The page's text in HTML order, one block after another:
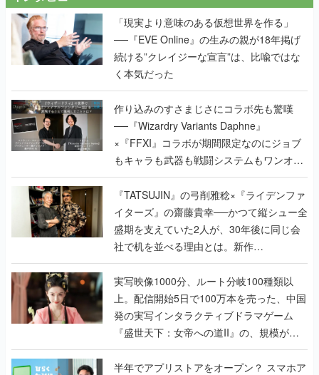
く本気だった
作り込みのすさまじさにコラボ先も驚嘆
──『Wizardry Variants Daphne』
×『FFXI』コラボが期間限定なのにジョブ
もキャラも武器も戦闘システムもワンオフ
で作り込まれた理由を両ディレクターに聞
く
『TATSUJIN』の弓削雅稔×『ライデンファ
イターズ』の齋藤貴幸──かつて縦シュー全
盛期を支えていた2人が、30年後に同じ会
社で机を並べる理由とは。新作
『TATSUJIN EXTREME』で初タッグを組
んだレジェンド2人に訊く開発秘話
実写映像1000分、ルート分岐100種類以
上。配信開始5日で100万本を売った、中国
発の実写インタラクティブドラマゲーム
『盛世天下：女帝への道II』の、規模が違
うこだわりをプロデューサーに聞いた
半年でアプリストアをオープン？ スマホア
プリの“代替ストア”として、わずか6ヵ月で
国内向けローンチを行った発見型ストア
『あっぷアリーナ！』仕掛け人に話を聞い